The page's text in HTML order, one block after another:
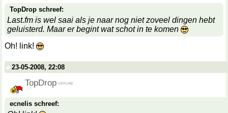
TopDrop schreef:
Last.fm is wel saai als je naar nog niet zoveel dingen hebt
geluisterd. Maar er begint wat schot in te komen
Oh! link!
23-05-2008, 22:08
TopDrop
ecnelis schreef: